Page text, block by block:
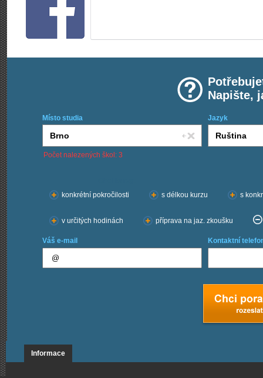
Napište,
Místo studia Jazyk
Počet nalezených škol: 3
konkrétní pokročilosti
s délkou kurzu s
v určitých hodinách příprava na jaz. zkoušku
Váš e-mail Kontaktní
Informace